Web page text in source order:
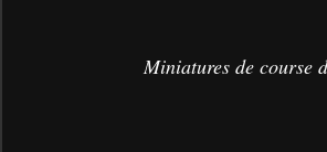
Miniatures de course